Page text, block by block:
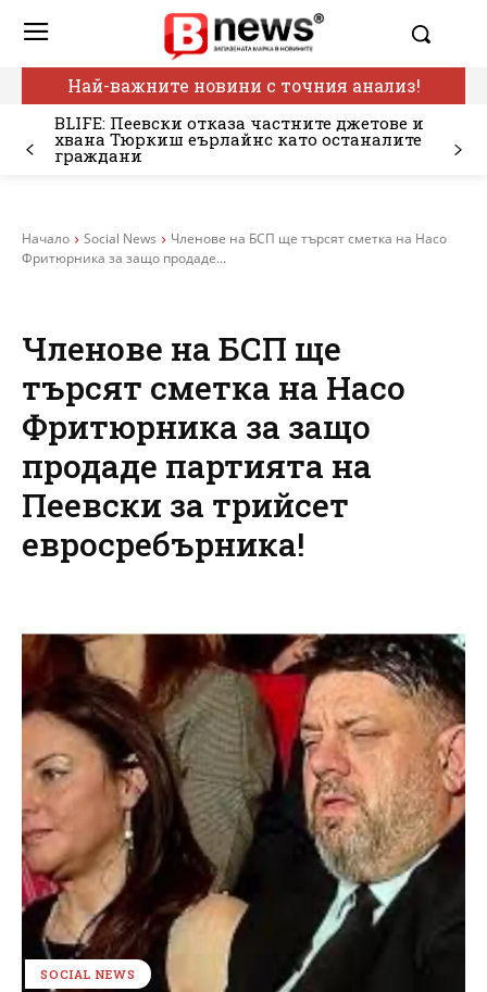
Най-важните новини с точния анализ!
BLIFE: Пеевски отказа частните джетове и
хвана Тюркиш еърлайнс като останалите
граждани
Начало Social News
Членове на БСП ще търсят сметка на Насо
Фритюрника за защо продаде...
Членове на БСП ще
търсят сметка на Насо
Фритюрника за защо
продаде партията на
Пеевски за трийсет
евросребърника!
SOCIAL NEWS